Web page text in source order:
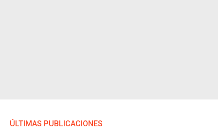
ÚLTIMAS PUBLICACIONES